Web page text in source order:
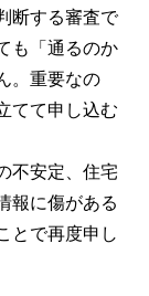
断する審査で
も「通るのか
。重要なの
てて申し込む
不安定、住宅
報に傷がある
とで再度申し